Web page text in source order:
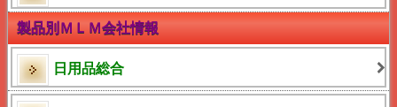
製品別ＭＬＭ会社情報
日用品総合